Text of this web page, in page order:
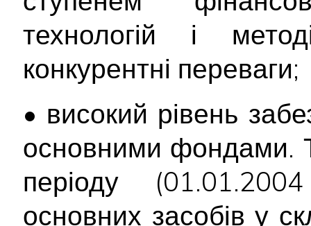
технологій і
конкурентні переваги;
• високий рівень
основними фондами.
періоду
основних засобів у